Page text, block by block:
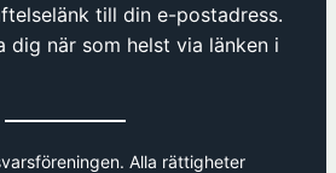
till din e-postadress.
dig när som helst via länken i
Alla rättigheter